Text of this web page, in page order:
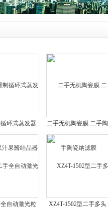
环式蒸发器
果酱结晶器
二手无机陶瓷膜 二手陶
瓷纳滤膜
自动激光粒
XZ4T-1502型二手多头